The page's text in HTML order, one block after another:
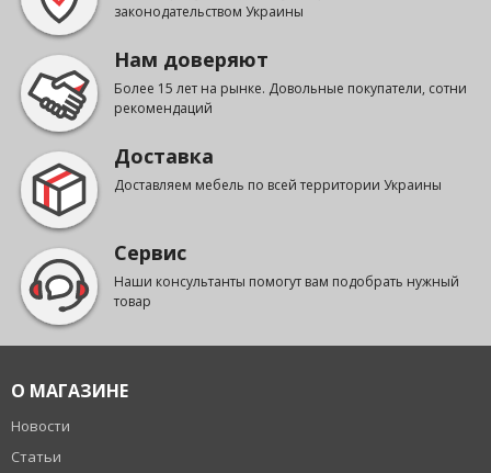
законодательством Украины
Нам доверяют
Более 15 лет на рынке. Довольные покупатели, сотни
рекомендаций
Доставка
Доставляем мебель по всей территории Украины
Сервис
Наши консультанты помогут вам подобрать нужный
товар
О МАГАЗИНЕ
Новости
Статьи